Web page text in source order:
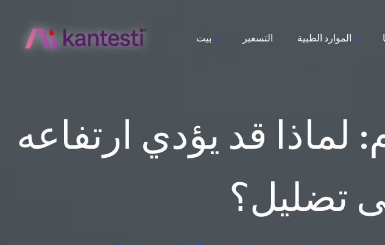
بيت التسعير الموارد الطبية
لماذا قد يؤدي ارتفاعه
تضليل؟